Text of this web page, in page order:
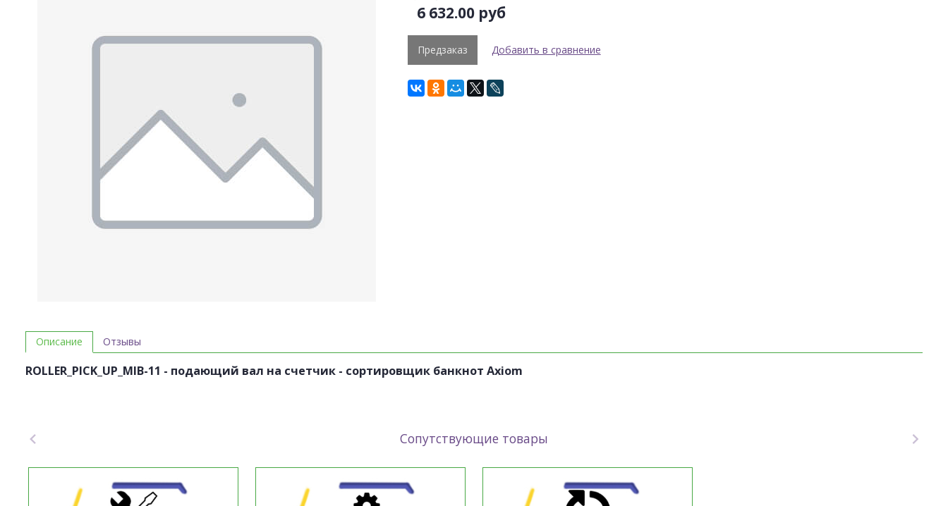
6 632.00 руб
Предзаказ Добавить в сравнение
Описание
ROLLER_PICK_UP_MIB-11 - подающий вал на счетчик - сортировщик банкнот Axiom
Отзывы
Сопутствующие товары